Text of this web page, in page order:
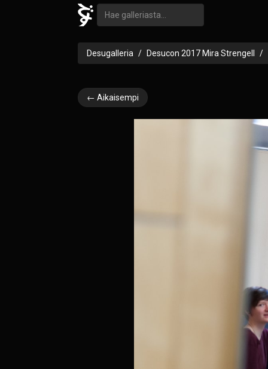
Desugalleria Desucon 2017 Mira Strengell
← Aikaisempi